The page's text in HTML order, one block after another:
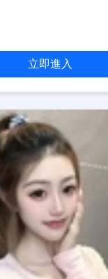
立即進入